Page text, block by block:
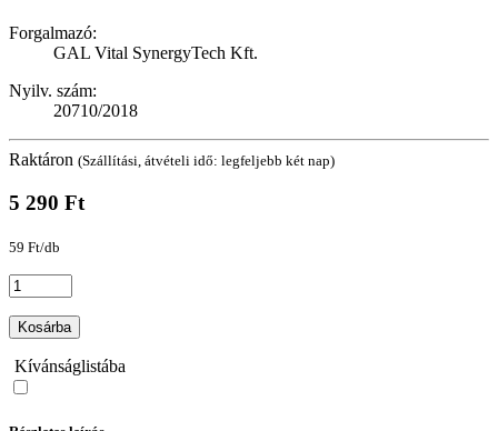
Forgalmazó:
GAL Vital SynergyTech Kft.
Nyilv. szám:
20710/2018
Raktáron (Szállítási, átvételi idő: legfeljebb két nap)
5 290 Ft
59 Ft/db
Kosárba
Kívánságlistába